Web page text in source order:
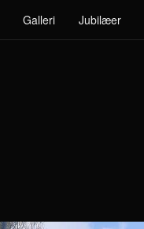
Galleri Jubilæer